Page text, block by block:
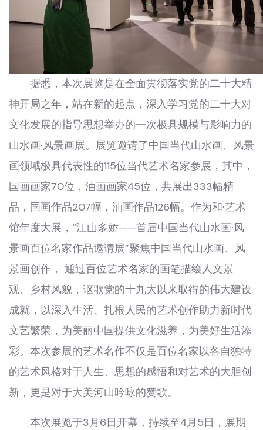
据悉，本次展览是在全面贯彻落实党的二十大精
神开局之年，站在新的起点，深入学习党的二十大对
文化发展的指导思想举办的一次极具规模与影响力的
山水画·风景画展。展览邀请了中国当代山水画、风景
画领域极具代表性的115位当代艺术名家参展，其中，
国画画家70位，油画画家45位，共展出333幅精
品，国画作品207幅，油画作品126幅。作为和·艺术
馆年度大展，“江山多娇——首届中国当代山水画·风
景画百位名家作品邀请展”聚焦中国当代山水画、风
景画创作， 通过百位艺术名家的画笔描绘人文景
观、乡村风貌，讴歌党的十九大以来取得的伟大建设
成就，以深入生活、扎根人民的艺术创作助力新时代
文艺繁荣，为美丽中国提供文化滋养，为美好生活添
彩。本次参展的艺术名作不仅是百位名家以各自独特
的艺术风格对于人生、思想的感悟和对艺术的大胆创
新，更是对于大美河山吟咏的赞歌。
本次展览于3月6日开幕，持续至4月5日，展期